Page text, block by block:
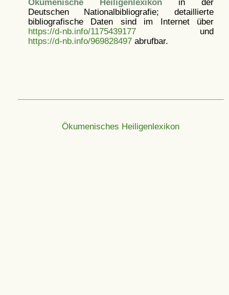
Deutschen Nationalbibliografie; detaillierte
bibliografische Daten sind im Internet über
https://d-nb.info/1175439177und
https://d-nb.info/969828497abrufbar.
Ökumenisches Heiligenlexikon